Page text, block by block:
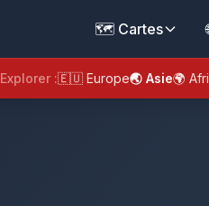
🗺️ Cartes
Explorer :🇪🇺 Europe🌏 Asie🌍